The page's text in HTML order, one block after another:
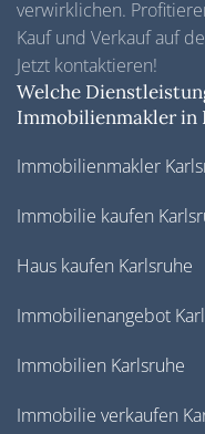
verwirklichen.
Kauf und Verkauf auf
Jetzt kontaktieren!
Welche
Immobilienmakler in
Immobilienmakler
Immobilie kaufen
Haus kaufen Karlsruhe
Immobilienangebot
Immobilien Karlsruhe
Immobilie verkaufen